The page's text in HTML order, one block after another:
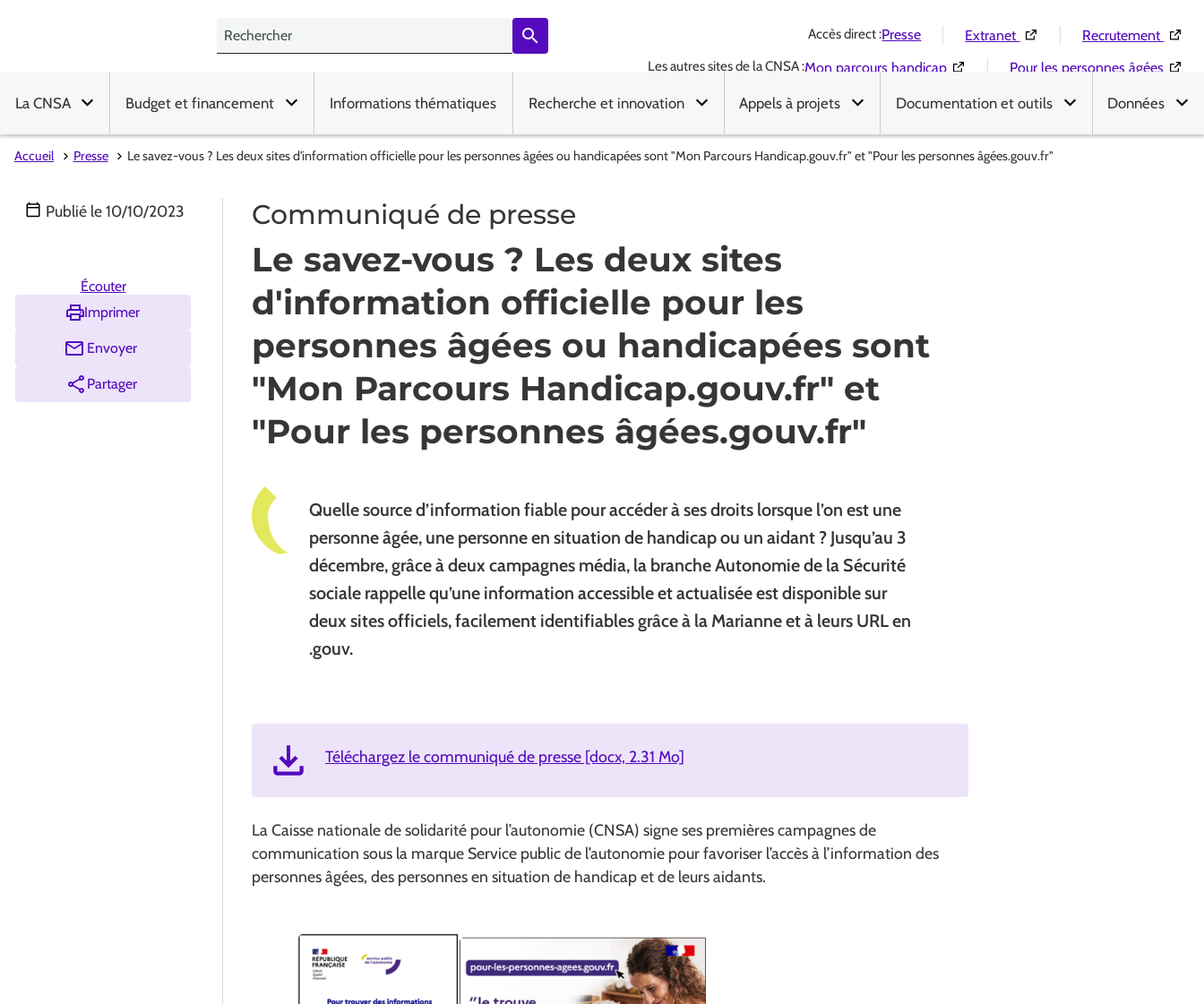
Accès direct :Presse Extranet (Ouverture dans une nouvelle
Recrutement
Les autres sites de la CNSA :Mon parcours handicap(Ouverture dans une nouvelle fenêtre)
Pour les personnes âgées
La CNSA Budget et financement Informations thématiques Recherche et innovation Appels à projets Documentation et outils Données
Accueil Presse Le savez-vous ? Les deux sites d'information officielle pour les personnes âgées ou handicapées sont "Mon Parcours Handicap.gouv.fr" et "Pour les personnes âgées.gouv.fr"
Communiqué de presse
Le savez-vous ? Les deux sites
d'information officielle pour les
personnes âgées ou handicapées sont
"Mon Parcours Handicap.gouv.fr" et
"Pour les personnes âgées.gouv.fr"
Publié le10/10/2023
Écouter
Imprimer
Envoyer
Partager
Quelle source d’information fiable pour accéder à ses droits lorsque l’on est une
personne âgée, une personne en situation de handicap ou un aidant ? Jusqu’au 3
décembre, grâce à deux campagnes média, la branche Autonomie de la Sécurité
sociale rappelle qu’une information accessible et actualisée est disponible sur
deux sites officiels, facilement identifiables grâce à la Marianne et à leurs URL en
.gouv.
Téléchargez le communiqué de presse [docx, 2.31 Mo]
La Caisse nationale de solidarité pour l’autonomie (CNSA) signe ses premières campagnes de
communication sous la marque Service public de l’autonomie pour favoriser l’accès à l’information des
personnes âgées, des personnes en situation de handicap et de leurs aidants.